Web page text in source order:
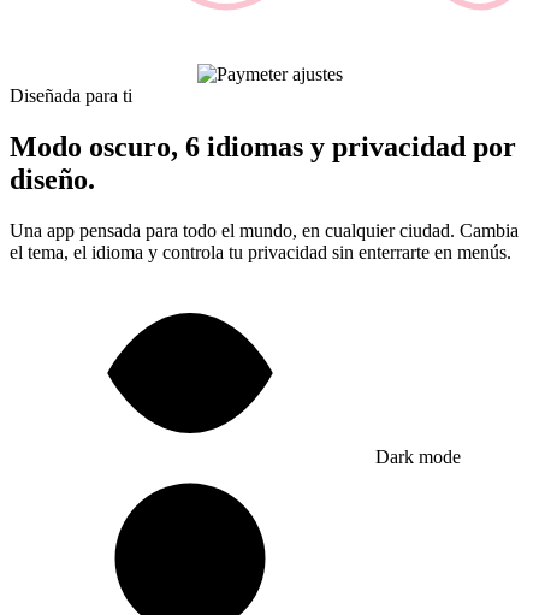
Diseñada para ti
Modo oscuro, 6 idiomas y privacidad por
diseño.
Una app pensada para todo el mundo, en cualquier ciudad. Cambia
el tema, el idioma y controla tu privacidad sin enterrarte en menús.
Dark mode